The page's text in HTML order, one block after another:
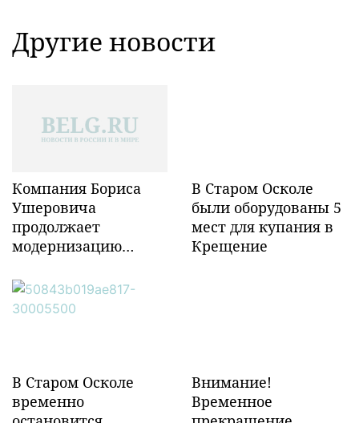
Другие новости
Компания Бориса
Ушеровича
продолжает
модернизацию
инфраструктуры в
Забайкалье
В Старом Осколе
были оборудованы 5
мест для купания в
Крещение
В Старом Осколе
временно
Внимание!
Временное